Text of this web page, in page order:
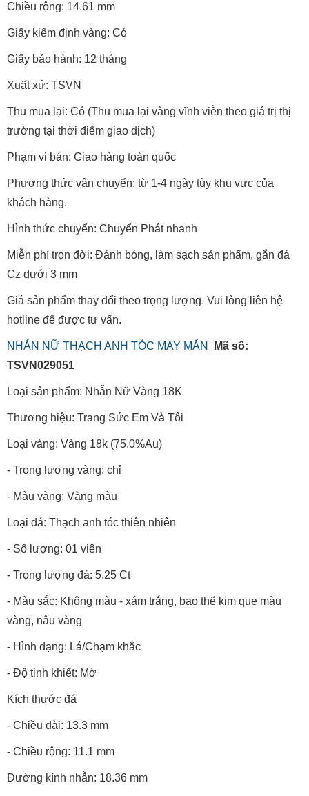
Chiều rộng: 14.61 mm
Giấy kiểm định vàng: Có
Giấy bảo hành: 12 tháng
Xuất xứ: TSVN
Thu mua lại: Có (Thu mua lại vàng vĩnh viễn theo giá trị thị
trường tại thời điểm giao dịch)
Phạm vi bán: Giao hàng toàn quốc
Phương thức vận chuyển: từ 1-4 ngày tùy khu vực của
khách hàng.
Hình thức chuyển: Chuyển Phát nhanh
Miễn phí trọn đời: Đánh bóng, làm sạch sản phẩm, gắn đá
Cz dưới 3 mm
Giá sản phẩm thay đổi theo trọng lượng. Vui lòng liên hệ
hotline để được tư vấn.
NHẪN NỮ THẠCH ANH TÓC MAY MẮN
Mã số:
TSVN029051
Loại sản phẩm: Nhẫn Nữ Vàng 18K
Thương hiệu: Trang Sức Em Và Tôi
Loại vàng: Vàng 18k (75.0%Au)
- Trọng lượng vàng: chỉ
- Màu vàng: Vàng màu
Loại đá: Thạch anh tóc thiên nhiên
- Số lượng: 01 viên
- Trọng lượng đá: 5.25 Ct
- Màu sắc: Không màu - xám trắng, bao thể kim que màu
vàng, nâu vàng
- Hình dạng: Lá/Chạm khắc
- Độ tinh khiết: Mờ
Kích thước đá
- Chiều dài: 13.3 mm
- Chiều rộng: 11.1 mm
Đường kính nhẫn: 18.36 mm